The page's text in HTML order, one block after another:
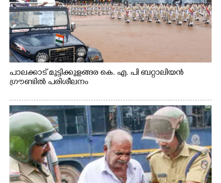
പാലക്കാട് മുട്ടിക്കുളങ്ങര കെ. എ. പി ബറ്റാലിയൻ
ഗ്രൗണ്ടിൽ പരിശീലനം